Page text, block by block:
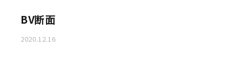
BV断面
2020.12.16